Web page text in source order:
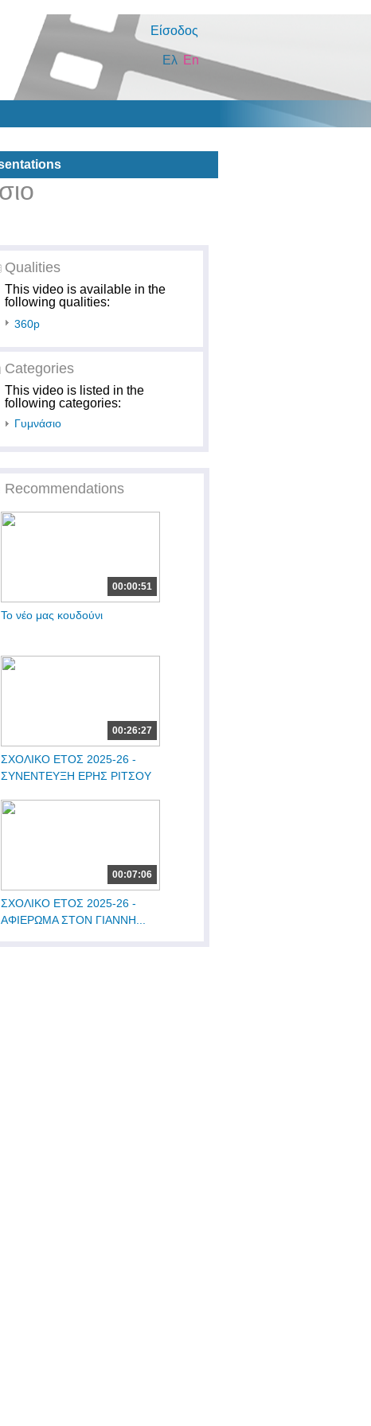
Είσοδος
En
Ελ
Qualities
This video is available in the
following qualities:
360p
Categories
This video is listed in the
following categories:
Γυμνάσιο
Recommendations
00:00:51
Το νέο μας κουδούνι
00:26:27
ΣΧΟΛΙΚΟ ΕΤΟΣ 2025-26 -
ΣΥΝΕΝΤΕΥΞΗ ΕΡΗΣ ΡΙΤΣΟΥ
00:07:06
ΣΧΟΛΙΚΟ ΕΤΟΣ 2025-26 -
ΑΦΙΕΡΩΜΑ ΣΤΟΝ ΓΙΑΝΝΗ...